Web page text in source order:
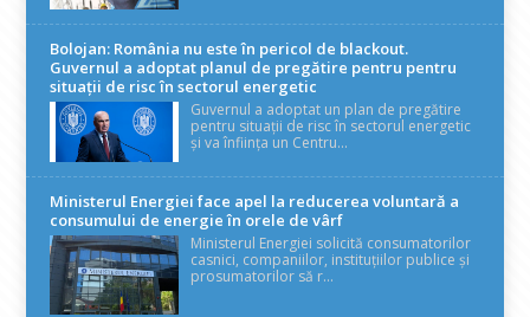
Bolojan: România nu este în pericol de blackout.
Guvernul a adoptat planul de pregătire pentru pentru
situații de risc în sectorul energetic
Guvernul a adoptat un plan de pregătire
pentru situații de risc în sectorul energetic
și va înființa un Centru...
Ministerul Energiei face apel la reducerea voluntară a
consumului de energie în orele de vârf
Ministerul Energiei solicită consumatorilor
casnici, companiilor, instituțiilor publice și
prosumatorilor să r...